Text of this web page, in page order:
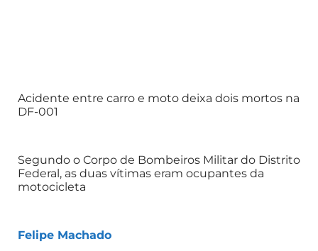
Acidente entre carro e moto deixa dois mortos na
DF-001
Segundo o Corpo de Bombeiros Militar do Distrito
Federal, as duas vítimas eram ocupantes da
motocicleta
Felipe Machado